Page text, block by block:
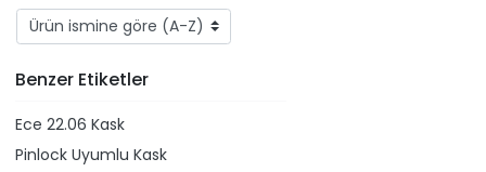
Benzer Etiketler
Ece 22.06 Kask
Pinlock Uyumlu Kask